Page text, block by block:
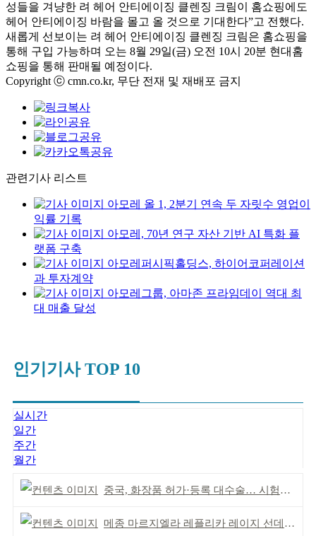
성들을 겨냥한 려 헤어 안티에이징 클렌징 크림이 홈쇼핑에도
헤어 안티에이징 바람을 몰고 올 것으로 기대한다”고 전했다.
새롭게 선보이는 려 헤어 안티에이징 클렌징 크림은 홈쇼핑을
통해 구입 가능하며 오는 8월 29일(금) 오전 10시 20분 현대홈
쇼핑을 통해 판매될 예정이다.
Copyright ⓒ cmn.co.kr, 무단 전재 및 재배포 금지
관련기사 리스트
아모레 올 1, 2분기 연속 두 자릿수 영업이
익률 기록
아모레, 70년 연구 자산 기반 AI 특화 플
랫폼 구축
아모레퍼시픽홀딩스, 하이어코퍼레이션
과 투자계약
아모레그룹, 아마존 프라임데이 역대 최
대 매출 달성
인기기사 TOP 10
실시간
일간
주간
월간
중국, 화장품 허가·등록 대수술… 시험자료 공용 허용
메종 마르지엘라 레플리카 레이지 선데이 모닝 디퓨저